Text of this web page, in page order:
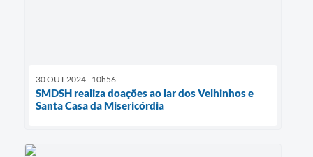
30 OUT 2024 - 10h56
SMDSH realiza doações ao lar dos Velhinhos e
Santa Casa da Misericórdia